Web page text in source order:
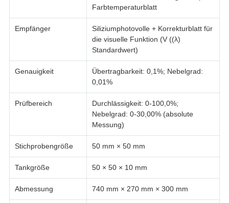
Farbtemperaturblatt
Empfänger
Siliziumphotovolle + Korrekturblatt für
die visuelle Funktion (V ((λ)
Standardwert)
Genauigkeit
Übertragbarkeit: 0,1%; Nebelgrad:
0,01%
Prüfbereich
Durchlässigkeit: 0-100,0%;
Nebelgrad: 0-30,00% (absolute
Messung)
Stichprobengröße 50 mm × 50 mm
Tankgröße 50 × 50 × 10 mm
Abmessung 740 mm × 270 mm × 300 mm